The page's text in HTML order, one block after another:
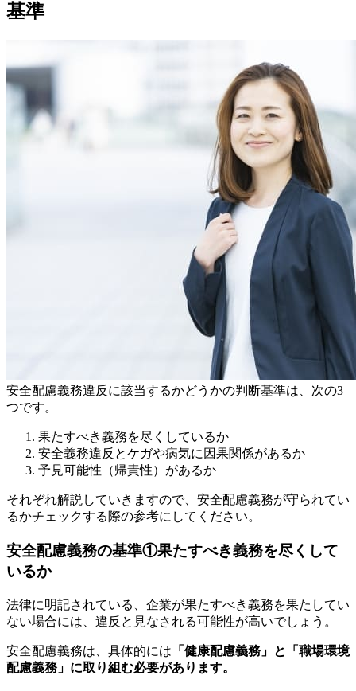
基準
安全配慮義務違反に該当するかどうかの判断基準は、次の3
つです。
果たすべき義務を尽くしているか
安全義務違反とケガや病気に因果関係があるか
予見可能性（帰責性）があるか
それぞれ解説していきますので、安全配慮義務が守られてい
るかチェックする際の参考にしてください。
安全配慮義務の基準①果たすべき義務を尽くして
いるか
法律に明記されている、企業が果たすべき義務を果たしてい
ない場合には、違反と見なされる可能性が高いでしょう。
安全配慮義務は、具体的には 「健康配慮義務」と「職場環境
配慮義務」に取り組む必要があります。